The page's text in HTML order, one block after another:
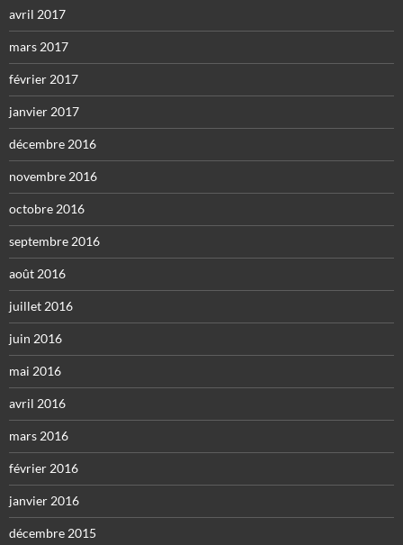
avril 2017
mars 2017
février 2017
janvier 2017
décembre 2016
novembre 2016
octobre 2016
septembre 2016
août 2016
juillet 2016
juin 2016
mai 2016
avril 2016
mars 2016
février 2016
janvier 2016
décembre 2015